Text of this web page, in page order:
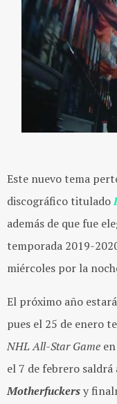
Este nuevo tema
discográfico titulado
además de que fue
temporada 2019-
miércoles por la
El próximo año
pues el 25 de enero
NHL All-Star Game
el 7 de febrero
Motherfuckersy